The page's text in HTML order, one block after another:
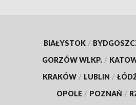
BIAŁYSTOK /
GORZÓW WLKP. /
KRAKÓW / LUBLIN /
OPOLE / POZNAŃ /